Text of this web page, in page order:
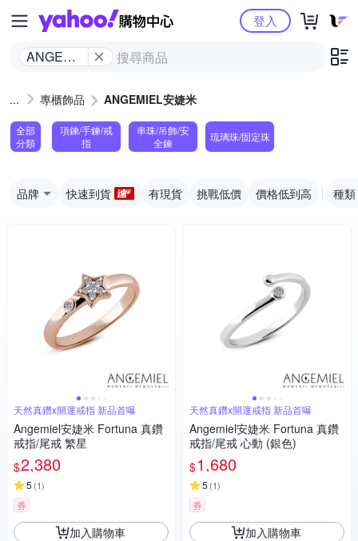
Yahoo購物中心
ANGEMIEL
登入
專櫃飾品 ANGEMIEL安婕米
全部
分類
項鍊/手鍊/戒
指
串珠/吊飾/安
全鍊
琉璃珠/固定珠
品牌 快速到貨 有現貨 挑戰低價 價格低到高 種類
天然真鑽x開運戒指 新品首曝
Angemiel安婕米 Fortuna 真鑽
戒指/尾戒 繁星
$2,380
5 (1)
券
加入購物車
天然真鑽x開運戒指 新品首曝
Angemiel安婕米 Fortuna 真鑽
戒指/尾戒 心動 (銀色)
$1,680
5 (1)
券
加入購物車